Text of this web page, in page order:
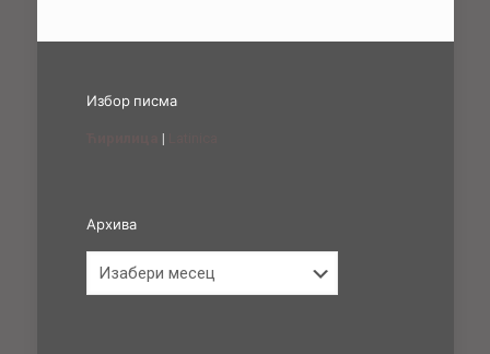
Избор писма
|
Архива